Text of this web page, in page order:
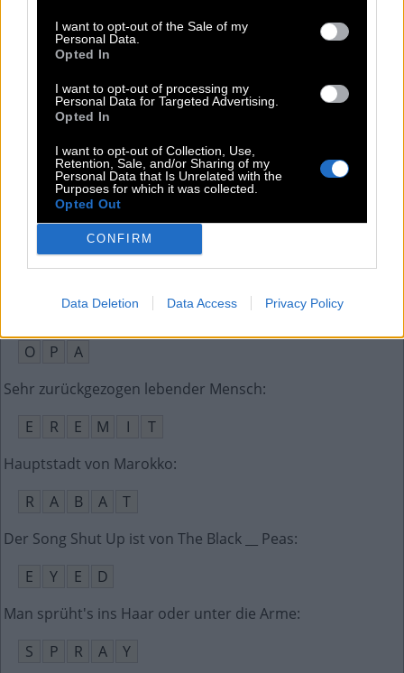
I want to opt-out of the Sale of my
Personal Data.
Opted In
I want to opt-out of processing my
Personal Data for Targeted Advertising.
Opted In
I want to opt-out of Collection, Use,
Retention, Sale, and/or Sharing of my
Personal Data that Is Unrelated with the
Purposes for which it was collected.
Opted Out
CONFIRM
Data Deletion Data Access Privacy Policy
A
R
Sehr beliebtes E-Gitarren-Modell von Fender
T R A
Unbeweglichkeit bei Lebewesen:
T A R
Brauch, Tradition:
Senior, Großvater:
O
P
A
Sehr zurückgezogen lebender Mensch:
E
R E M I
T
Hauptstadt von Marokko:
R
A B A
T
Der Song Shut Up ist von The Black __ Peas:
E
Y E
D
Man sprüht's ins Haar oder unter die Arme:
S
P R A
Y